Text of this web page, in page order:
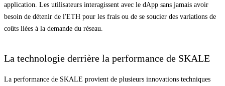
application. Les utilisateurs interagissent avec le dApp sans jamais avoir
besoin de détenir de l'ETH pour les frais ou de se soucier des variations de
coûts liées à la demande du réseau.
La technologie derrière la performance de SKALE
La performance de SKALE provient de plusieurs innovations techniques